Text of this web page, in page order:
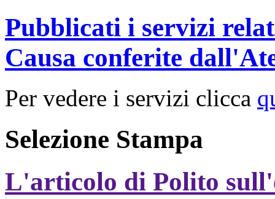
Pubblicati i servizi
Causa conferite
Per vedere i servizi clicca
Selezione Stampa
L'articolo di Polito